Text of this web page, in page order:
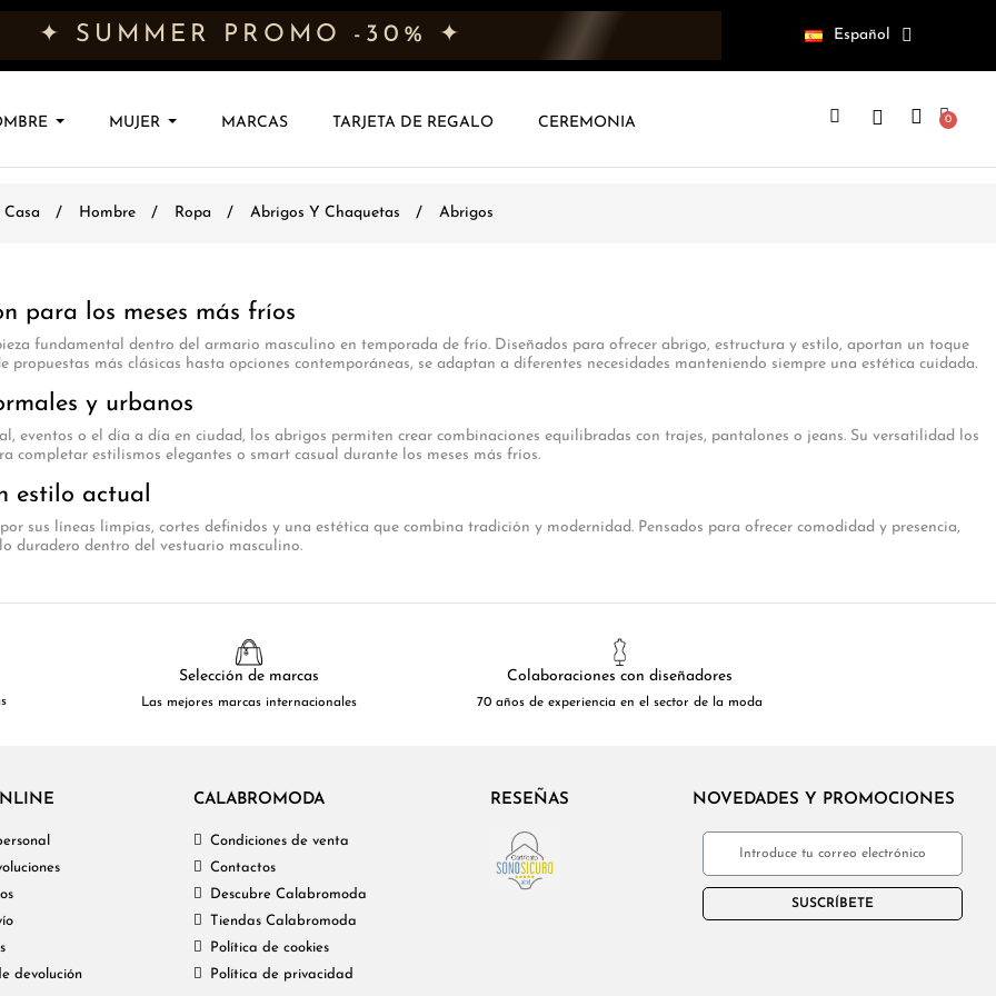
✦ SUMMER PROMO -30% ✦ Español
MUJER MARCAS TARJETA DE REGALO CEREMONIA
Casa Hombre Ropa Abrigos Y Chaquetas Abrigos
para los meses más fríos
fundamental dentro del armario masculino en temporada de frío. Diseñados para ofrecer abrigo, estructura y estilo, aportan un toque
propuestas más clásicas hasta opciones contemporáneas, se adaptan a diferentes necesidades manteniendo siempre una estética cuidada.
y urbanos
eventos o el día a día en ciudad, los abrigos permiten crear combinaciones equilibradas con trajes, pantalones o jeans. Su versatilidad los
completar estilismos elegantes o smart casual durante los meses más fríos.
estilo actual
sus líneas limpias, cortes definidos y una estética que combina tradición y modernidad. Pensados para ofrecer comodidad y presencia,
duradero dentro del vestuario masculino.
Selección de marcas
Las mejores marcas internacionales
Colaboraciones con diseñadores
70 años de experiencia en el sector de la moda
devolución
CALABROMODA
Condiciones de venta
Contactos
Descubre Calabromoda
Tiendas Calabromoda
Política de cookies
Política de privacidad
RESEÑAS NOVEDADES Y PROMOCIONES
SUSCRÍBETE